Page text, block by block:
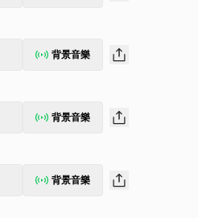
背景音樂
背景音樂
背景音樂